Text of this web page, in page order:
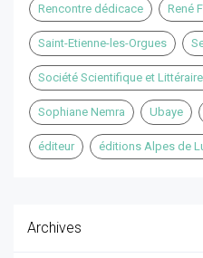
Rencontre dédicace René
Saint-Etienne-les-Orgues
Société Scientifique et
Sophiane Nemra Ubaye
éditeur éditions Alpes de
Archives